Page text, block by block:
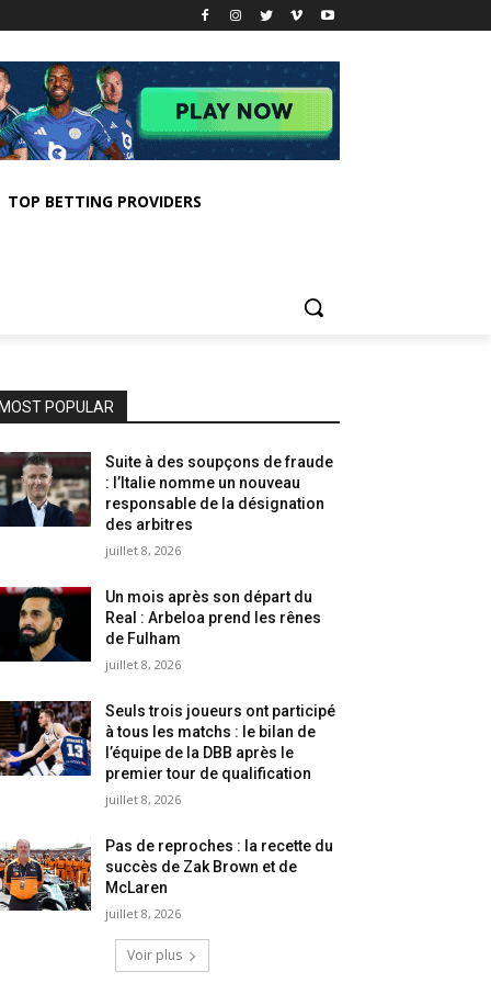
TOP BETTING PROVIDERS
MOST POPULAR
Suite à des soupçons de fraude
: l’Italie nomme un nouveau
responsable de la désignation
des arbitres
juillet 8, 2026
Un mois après son départ du
Real : Arbeloa prend les rênes
de Fulham
juillet 8, 2026
Seuls trois joueurs ont participé
à tous les matchs : le bilan de
l’équipe de la DBB après le
premier tour de qualification
juillet 8, 2026
Pas de reproches : la recette du
succès de Zak Brown et de
McLaren
juillet 8, 2026
Voir plus